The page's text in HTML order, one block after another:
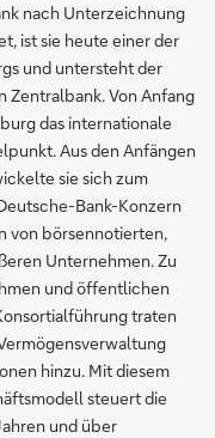
nach Unterzeichnung
ist sie heute einer der
und untersteht der
Zentralbank. Von Anfang
das internationale
Aus den Anfängen
sie sich zum
Bank-Konzern
von börsennotierten,
Unternehmen. Zu
und öffentlichen
traten
hinzu. Mit diesem
steuert die
und über